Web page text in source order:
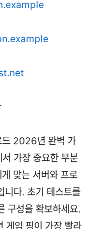
드 2026년 완벽 가
가장 중요한 부분
맞는 서버와 프로
니다. 초기 테스트를
구성을 확보하세요.
게임 핑이 가장 빨라